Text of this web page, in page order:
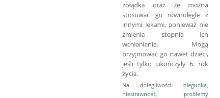
żołądka oraz że można
stosować go równolegle z
innymi lekami, ponieważ nie
zmienia stopnia ich
wchłaniania. Mogą
przyjmować go nawet dzieci,
jeśli tylko ukończyły 6. rok
życia.
Na dolegliwości: biegunka
niestrawność
problemy